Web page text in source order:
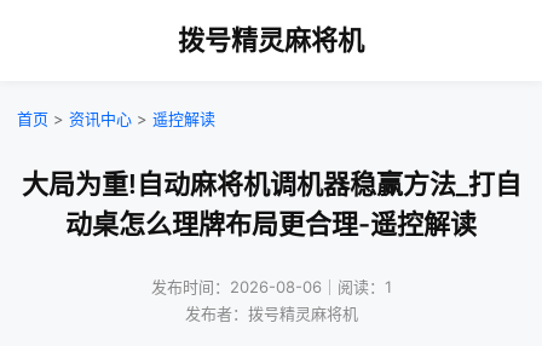
拨号精灵麻将机
首页 > 资讯中心 > 遥控解读
大局为重!自动麻将机调机器稳赢方法_打自
动桌怎么理牌布局更合理-遥控解读
发布时间：2026-08-06｜阅读：1
发布者：拨号精灵麻将机